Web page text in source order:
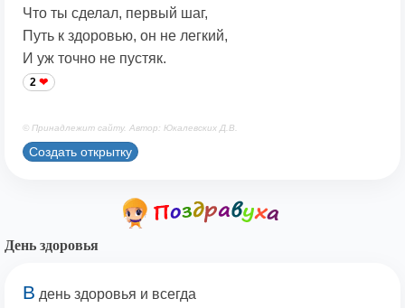
Что ты сделал, первый шаг,
Путь к здоровью, он не легкий,
И уж точно не пустяк.
2
© Принадлежит сайту. Автор: Юкалевских Д.В.
Создать открытку
День здоровья
В день здоровья и всегда